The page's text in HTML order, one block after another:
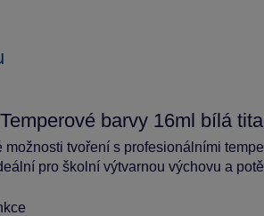
barvy 16ml bílá
možnosti tvoření s profesionálními
pro školní výtvarnou výchovu a